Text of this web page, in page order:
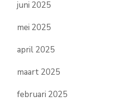
juni 2025
mei 2025
april 2025
maart 2025
februari 2025